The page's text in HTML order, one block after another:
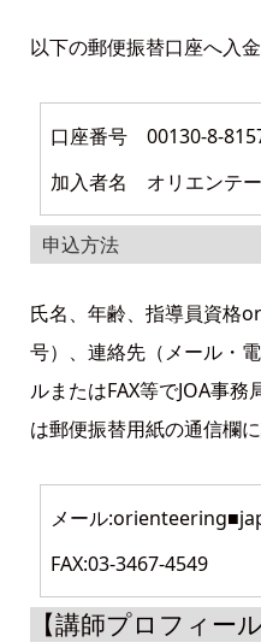
以下の郵便振替口座へ入金
口座番号 00130-8-
加入者名 オリエンテ
申込方法
氏名、年齢、指導員資格
号）、連絡先（メール・
ルまたはFAX等でJOA事
は郵便振替用紙の通信欄
メール
FAX:03-3467-4549
【講師プロフィール